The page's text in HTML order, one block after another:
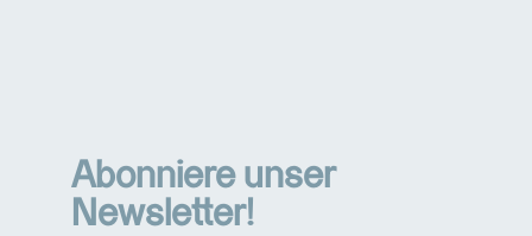
Abonniere unser
Newsletter!